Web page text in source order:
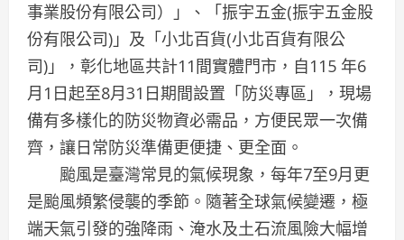
事業股份有限公司）」、「振宇五金(振宇五金股
份有限公司)」及「小北百貨(小北百貨有限公
司)」，彰化地區共計11間實體門市，自115 年6
月1日起至8月31日期間設置「防災專區」，現場
備有多樣化的防災物資必需品，方便民眾一次備
齊，讓日常防災準備更便捷、更全面。
颱風是臺灣常見的氣候現象，每年7至9月更
是颱風頻繁侵襲的季節。隨著全球氣候變遷，極
端天氣引發的強降雨、淹水及土石流風險大幅增